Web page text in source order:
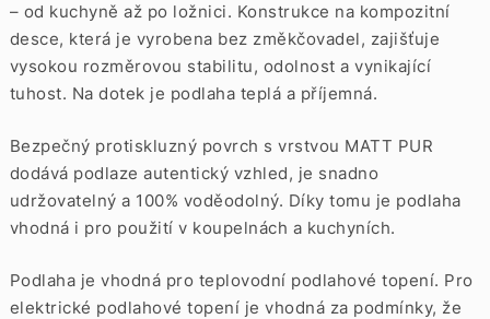
– od kuchyně až po ložnici. Konstrukce na kompozitní
desce, která je vyrobena bez změkčovadel, zajišťuje
vysokou rozměrovou stabilitu, odolnost a vynikající
tuhost. Na dotek je podlaha teplá a příjemná.
Bezpečný protiskluzný povrch s vrstvou MATT PUR
dodává podlaze autentický vzhled, je snadno
udržovatelný a 100% voděodolný. Díky tomu je podlaha
vhodná i pro použití v koupelnách a kuchyních.
Podlaha je vhodná pro teplovodní podlahové topení. Pro
elektrické podlahové topení je vhodná za podmínky, že